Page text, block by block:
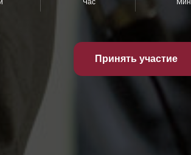
Час Мин
Принять участие